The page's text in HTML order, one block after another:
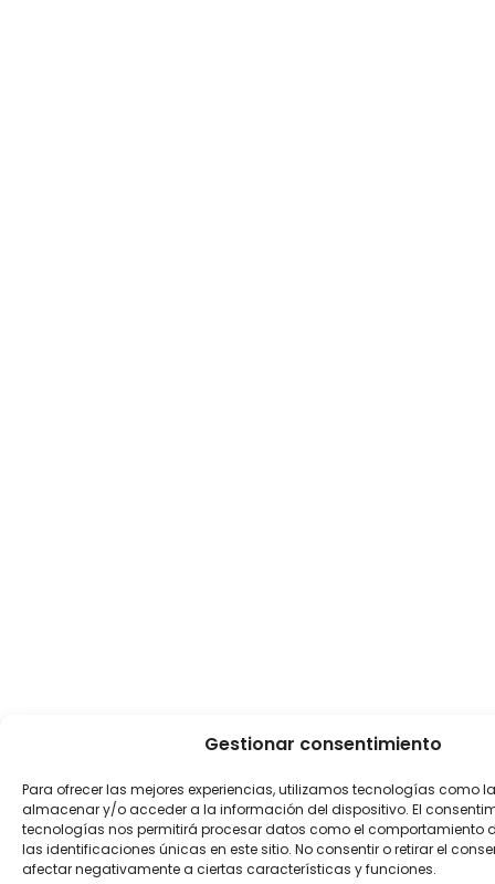
Gestionar consentimiento
Para ofrecer las mejores experiencias, utilizamos tecnologías como
almacenar y/o acceder a la información del dispositivo. El
tecnologías nos permitirá procesar datos como el comportamiento
las identificaciones únicas en este sitio. No consentir o retirar el
afectar negativamente a ciertas características y funciones.